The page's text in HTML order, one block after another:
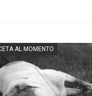
AL MOMENTO